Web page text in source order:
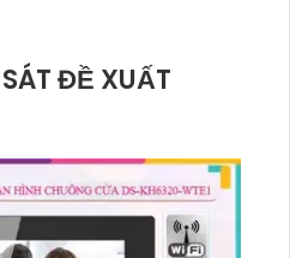
ĐỀ XUẤT